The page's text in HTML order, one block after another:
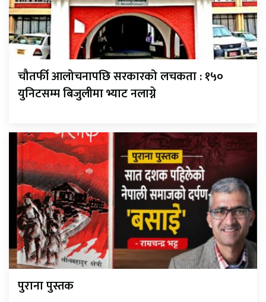
चौतर्फी आलोचनापछि सरकारको लचकता : १५०
युनिटसम्म बिजुलीमा भ्याट नलाग्ने
पुराना पुस्तक